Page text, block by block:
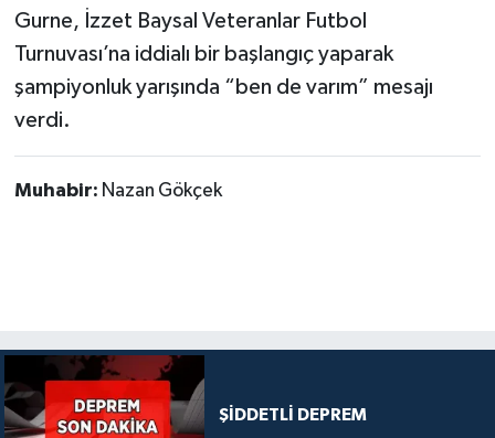
Gurne, İzzet Baysal Veteranlar Futbol
Turnuvası’na iddialı bir başlangıç yaparak
şampiyonluk yarışında “ben de varım” mesajı
verdi.
Muhabir: Nazan Gökçek
ŞİDDETLİ DEPREM